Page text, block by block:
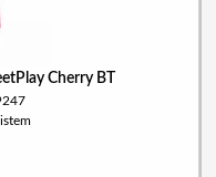
Cherry BT